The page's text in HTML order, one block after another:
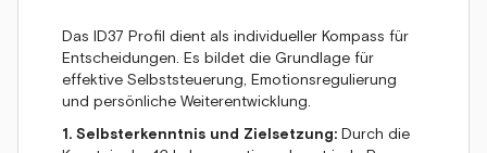
Das ID37 Profil dient als individueller Kompass für
Entscheidungen. Es bildet die Grundlage für
effektive Selbststeuerung, Emotionsregulierung
und persönliche Weiterentwicklung.
1. Selbsterkenntnis und Zielsetzung: Durch die